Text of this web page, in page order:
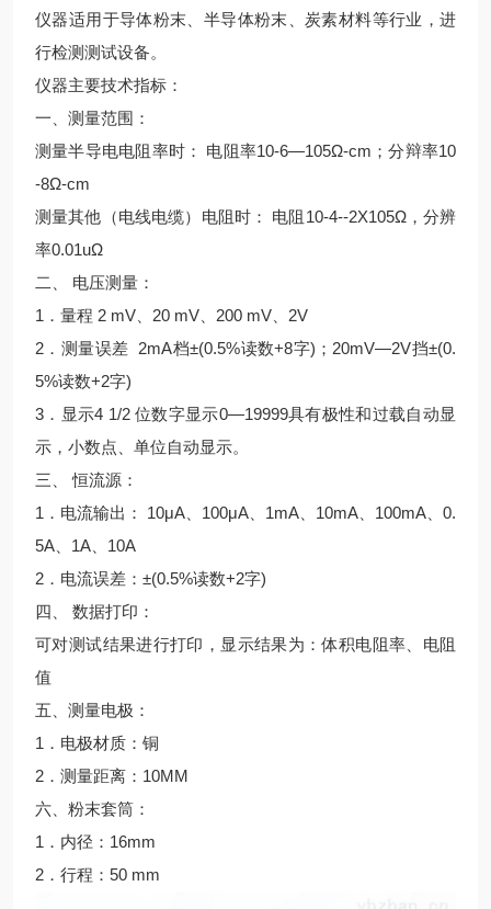
仪器适用于导体粉末、半导体粉末、炭素材料等行业，进
行检测测试设备。
仪器主要技术指标：
一、测量范围：
测量半导电电阻率时： 电阻率10-6—105Ω-cm；分辩率10
-8Ω-cm
测量其他（电线电缆）电阻时： 电阻10-4--2X105Ω，分辨
率0.01uΩ
二、 电压测量：
1．量程 2 mV、20 mV、200 mV、2V
2．测量误差 2mA档±(0.5%读数+8字)；20mV—2V挡±(0.
5%读数+2字)
3．显示4 1/2 位数字显示0—19999具有极性和过载自动显
示，小数点、单位自动显示。
三、 恒流源：
1．电流输出： 10μA、100μA、1mA、10mA、100mA、0.
5A、1A、10A
2．电流误差：±(0.5%读数+2字)
四、 数据打印：
可对测试结果进行打印，显示结果为：体积电阻率、电阻
值
五、测量电极：
1．电极材质：铜
2．测量距离：10MM
六、粉末套筒：
1．内径：16mm
2．行程：50 mm